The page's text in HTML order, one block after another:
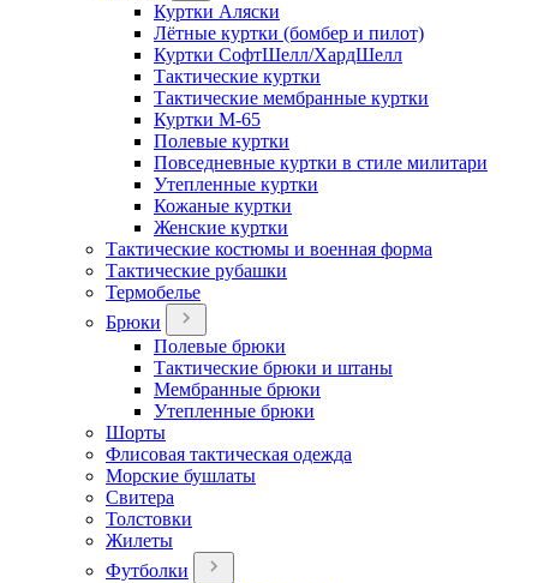
Куртки Аляски
Лётные куртки (бомбер и пилот)
Куртки СофтШелл/ХардШелл
Тактические куртки
Тактические мембранные куртки
Куртки М-65
Полевые куртки
Повседневные куртки в стиле милитари
Утепленные куртки
Кожаные куртки
Женские куртки
Тактические костюмы и военная форма
Тактические рубашки
Термобелье
Брюки
Полевые брюки
Тактические брюки и штаны
Мембранные брюки
Утепленные брюки
Шорты
Флисовая тактическая одежда
Морские бушлаты
Свитера
Толстовки
Жилеты
Футболки